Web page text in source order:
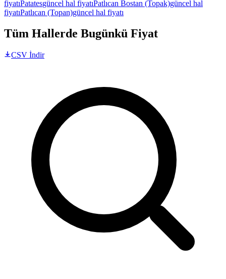
fiyatıPatatesgüncel hal fiyatıPatlıcan Bostan (Topak)güncel hal
fiyatıPatlıcan (Topan)güncel hal fiyatı
Tüm Hallerde Bugünkü Fiyat
CSV İndir